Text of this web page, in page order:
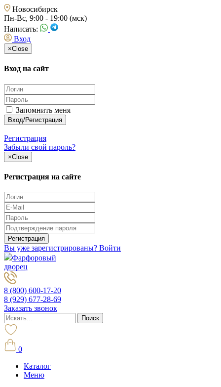
Новосибирск
Пн-Вс, 9:00 - 19:00 (мск)
Написать:
Вход
×Close
Вход на сайт
Запомнить меня
Регистрация
Забыли свой пароль?
×Close
Регистрация на сайте
Вы уже зарегистрированы? Войти
Фарфоровый
дворец
8 (800) 600-17-20
8 (929) 677-28-69
Заказать звонок
0
Каталог
Меню